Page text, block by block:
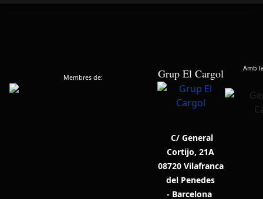
Membres de: Grup El Cargol Amb
C/ General
Cortijo, 21A
08720 Vilafranca
del Penedes
- Barcelona